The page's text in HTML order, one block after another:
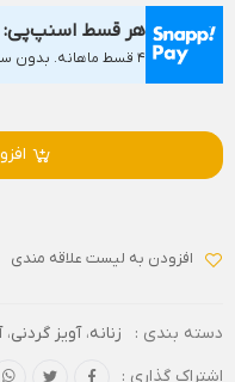
هر قسط اسنپ‌پی:
۴ قسط ماهانه. بدون سود، چک و ضامن.
افزودن به لیست علاقه مندی
دسته بندی : زنانه،آویز گردنی،
اشتراک گذاری :